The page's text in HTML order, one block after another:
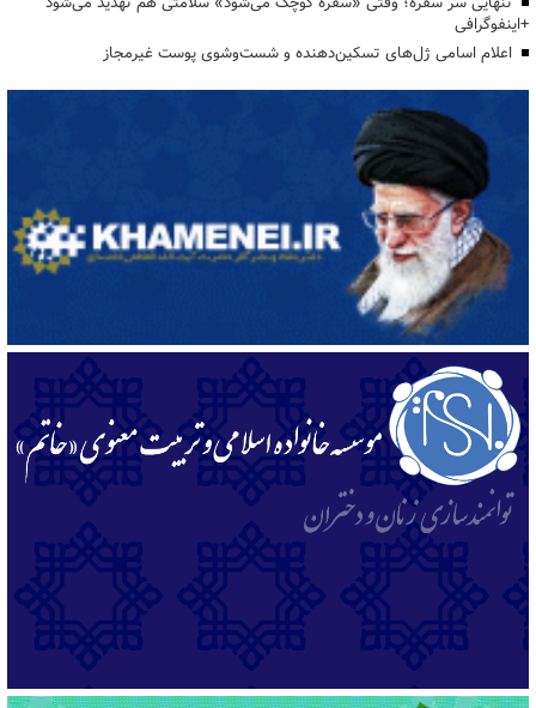
+اینفوگرافی
اعلام اسامی ژل‌های تسکین‌دهنده و شست‌وشوی پوست غیرمجاز